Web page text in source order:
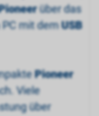
über das
PC mit demUSB
Pioneer
Viele
über